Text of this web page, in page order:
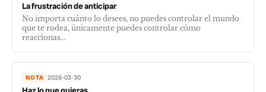
La frustración de anticipar
No importa cuánto lo desees, no puedes controlar el mundo
que te rodea, únicamente puedes controlar cómo
reaccionas...
NOTA 2026-03-30